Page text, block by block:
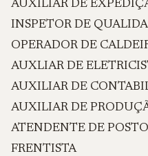
AUXILIAR DE
INSPETOR DE
OPERADOR DE
AUXLIAR DE
AUXILIAR DE
AUXILIAR DE
ATENDENTE DE
FRENTISTA